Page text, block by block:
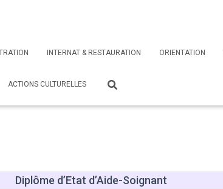
INTERNAT & RESTAURATION ORIENTATION
ACTIONS CULTURELLES
Diplôme d’Etat d’Aide-Soignant